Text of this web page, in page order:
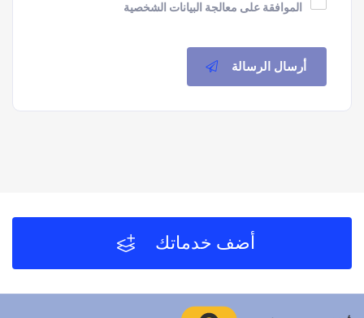
الموافقة على معالجة البيانات الشخصية
أرسال الرسالة
أضف خدماتك